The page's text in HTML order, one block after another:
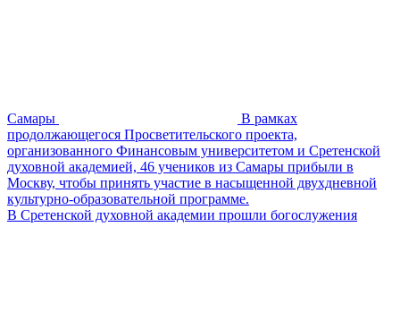
Самары
В рамках
продолжающегося Просветительского проекта,
организованного Финансовым университетом и Сретенской
духовной академией, 46 учеников из Самары прибыли в
Москву, чтобы принять участие в насыщенной двухдневной
культурно-образовательной программе.
В Сретенской духовной академии прошли богослужения